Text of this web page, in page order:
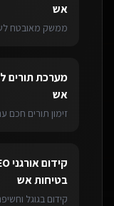
אש
ממשק מאובטח
מערכת תוריםל
אש
זימון תורים חכם
קידום אורגני SEO
בטיחות אש
קידום בגוגל